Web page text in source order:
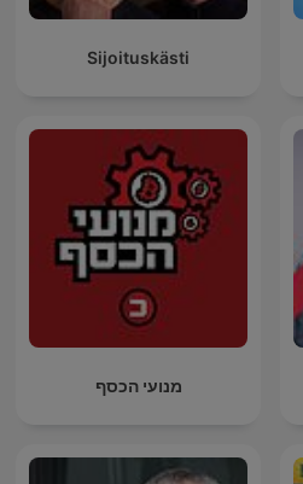
Sijoituskästi
מנועי הכסף